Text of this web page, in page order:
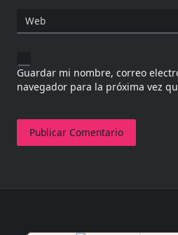
Web
Guardar mi nombre, correo
navegador para la próxima vez